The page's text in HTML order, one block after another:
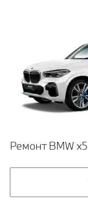
Ремонт BMW x5